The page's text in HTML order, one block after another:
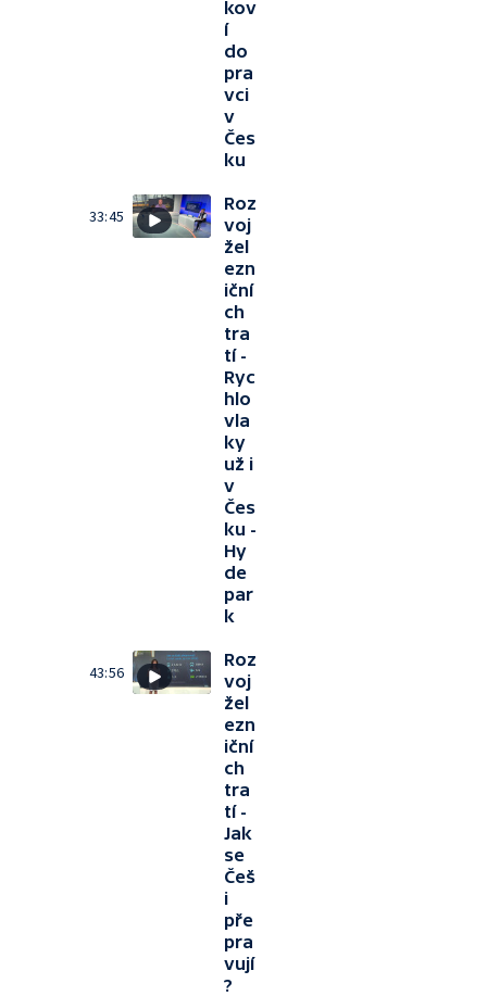
kov
í
do
pra
vci
v
Čes
ku
33:45
Roz
voj
žel
ezn
iční
ch
tra
tí -
Ryc
hlo
vla
ky
už i
v
Čes
ku -
Hy
de
par
k
43:56
Roz
voj
žel
ezn
iční
ch
tra
tí -
Jak
se
Češ
i
pře
pra
vují
?